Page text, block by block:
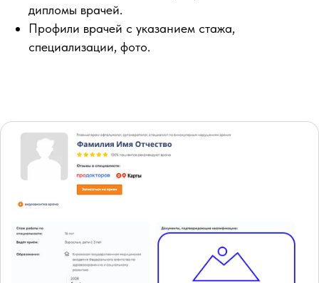
дипломы врачей.
Профили врачей с указанием стажа,
специализации, фото.